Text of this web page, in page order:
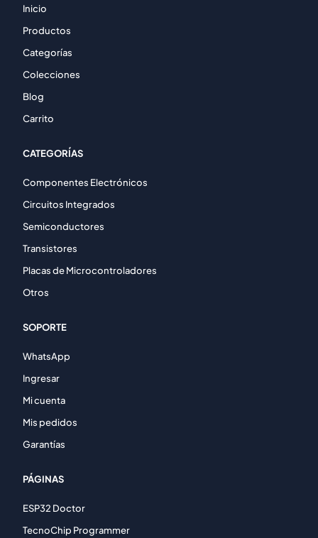
Inicio
Productos
Categorías
Colecciones
Blog
Carrito
CATEGORÍAS
Componentes Electrónicos
Circuitos Integrados
Semiconductores
Transistores
Placas de Microcontroladores
Otros
SOPORTE
WhatsApp
Ingresar
Mi cuenta
Mis pedidos
Garantías
PÁGINAS
ESP32 Doctor
TecnoChip Programmer